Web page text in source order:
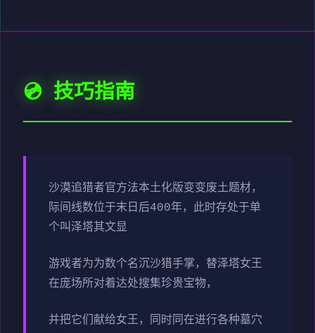
💿 技巧指南
沙漠追猎者官方法本土化版变变废土题材，
际间线数位于末日后400年，此时存处于单
个叫泽塔其文显
游戏者为为数个名沉沙猎手掌，替泽塔女王
在庞场所对着达处搜集珍贵宝物，
并把它们献给女王，同时同在进行各种墓穴